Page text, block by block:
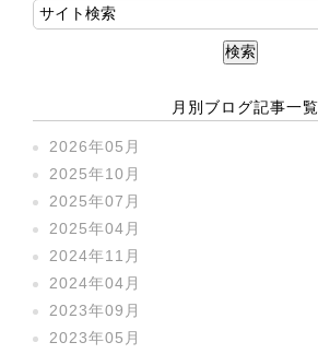
月別ブログ記事一覧
2026年05月
2025年10月
2025年07月
2025年04月
2024年11月
2024年04月
2023年09月
2023年05月